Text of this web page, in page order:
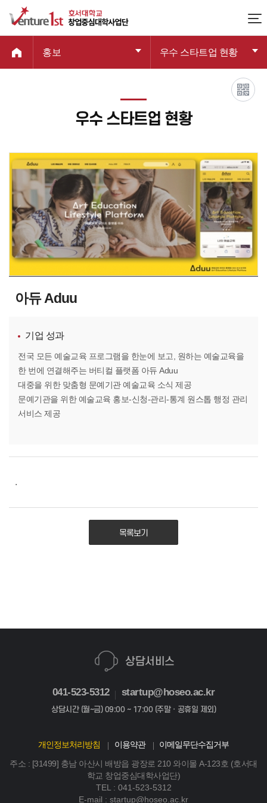
홍보 우수 스타트업 현황
우수 스타트업 현황
아듀 Aduu
기업 성과
전국 모든 예술교육 프로그램을 한눈에 보고, 원하는 예술교육을
한 번에 연결해주는 버티컬 플랫폼 아듀 Aduu
대중을 위한 맞춤형 문예기관 예술교육 소식 제공
문예기관을 위한 예술교육 홍보-신청-관리-통계 원스톱 행정 관리
서비스 제공
.
목록보기
개인정보처리방침 이용약관 이메일무단수집거부
주소 : [31499] 충남 아산시 배방읍 광장로 210 와이몰 A-123호 (호서대
학교 창업중심대학사업단)
TEL : 041-523-5312
E-mail : startup@hoseo.ac.kr
상담서비스
041-523-5312 startup@hoseo.ac.kr
상담시간 (월~금) 09:00 ~ 17:00 (주말ㆍ공휴일 제외)